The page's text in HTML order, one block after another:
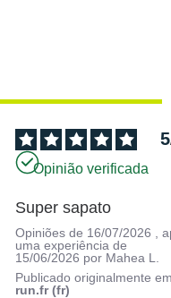
5
Opinião verificada
Super sapato
Opiniões de 16/07/2026
,
uma experiência de
15/06/2026 por Mahea L.
Publicado originalmente
run.fr (fr)